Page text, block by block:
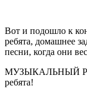
Вот и подошло к
ребята, домашнее
песни, когда они
МУЗЫКАЛЬНЫЙ
ребята!